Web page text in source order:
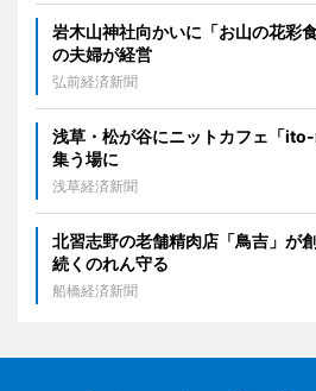
岩木山神社向かいに「お山の花彩
の夫婦が経営
弘前経済新聞
浅草・松が谷にニットカフェ「
集う場に
浅草経済新聞
北習志野の老舗精肉店「鳥吉」
続くのれん守る
船橋経済新聞